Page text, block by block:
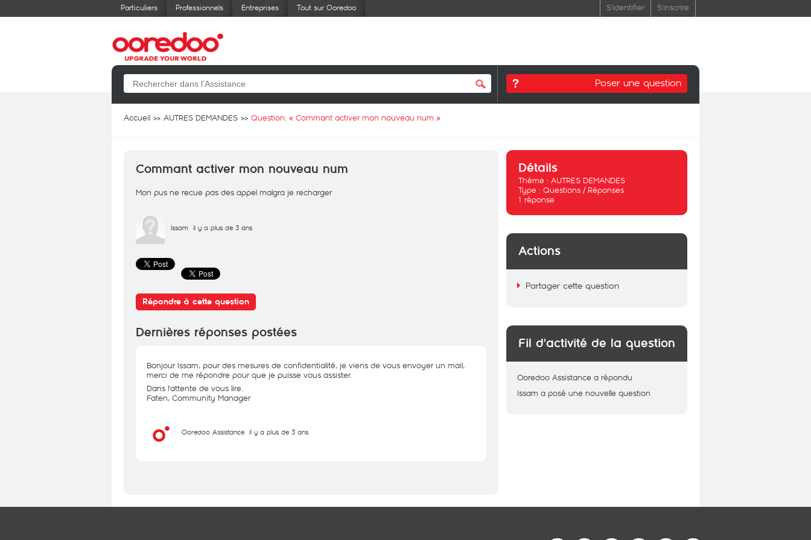
Particuliers Professionnels Entreprises Tout sur Ooredoo S'identifier S'inscrire
Poser une question
Accueil AUTRES DEMANDES Question: « Commant activer mon nouveau num »
Commant activer mon nouveau num
Mon pus ne recue pas des appel malgra je recharger
Issam il y a plus de 3 ans
Répondre à cette question
Dernières réponses postées
Bonjour Issam, pour des mesures de confidentialité, je viens de vous envoyer un mail,
merci de me répondre pour que je puisse vous assister.
Dans l'attente de vous lire.
Faten, Community Manager
Ooredoo Assistance il y a plus de 3 ans
Détails
Thème : AUTRES DEMANDES
Type : Questions / Réponses
1 réponse
Actions
Partager cette question
Fil d'activité de la question
Ooredoo Assistance a répondu
Issam a posé une nouvelle question